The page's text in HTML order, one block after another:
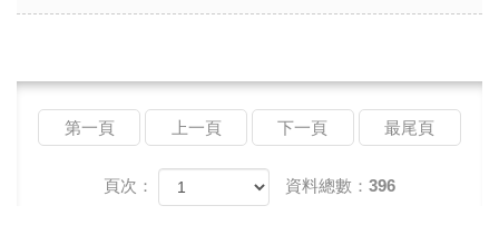
第一頁 上一頁 下一頁 最尾頁
頁次： 資料總數：396